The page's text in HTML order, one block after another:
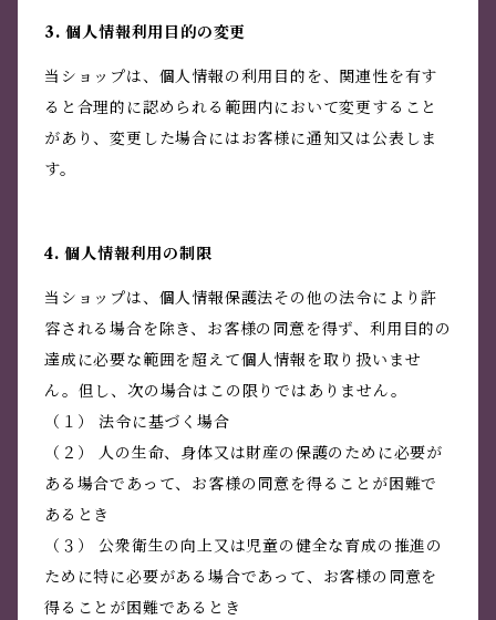
3. 個人情報利用目的の変更
当ショップは、個人情報の利用目的を、関連性を有す
ると合理的に認められる範囲内において変更すること
があり、変更した場合にはお客様に通知又は公表しま
す。
4. 個人情報利用の制限
当ショップは、個人情報保護法その他の法令により許
容される場合を除き、お客様の同意を得ず、利用目的の
達成に必要な範囲を超えて個人情報を取り扱いませ
ん。但し、次の場合はこの限りではありません。
（１） 法令に基づく場合
（２） 人の生命、身体又は財産の保護のために必要が
ある場合であって、お客様の同意を得ることが困難で
あるとき
（３） 公衆衛生の向上又は児童の健全な育成の推進の
ために特に必要がある場合であって、お客様の同意を
得ることが困難であるとき